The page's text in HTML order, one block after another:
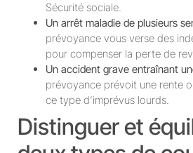
Sécurité sociale.
Un arrêt maladie de plusieurs
prévoyance vous verse des
pour compenser la perte de
Un accident grave entraînant
prévoyance prévoit une rente
ce type d’imprévus lourds.
Distinguer et